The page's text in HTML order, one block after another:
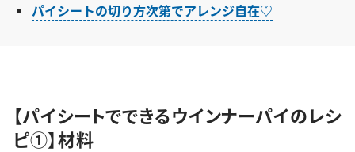
パイシートの切り方次第でアレンジ自在♡
【パイシートでできるウインナーパイのレシ
ピ①】材料